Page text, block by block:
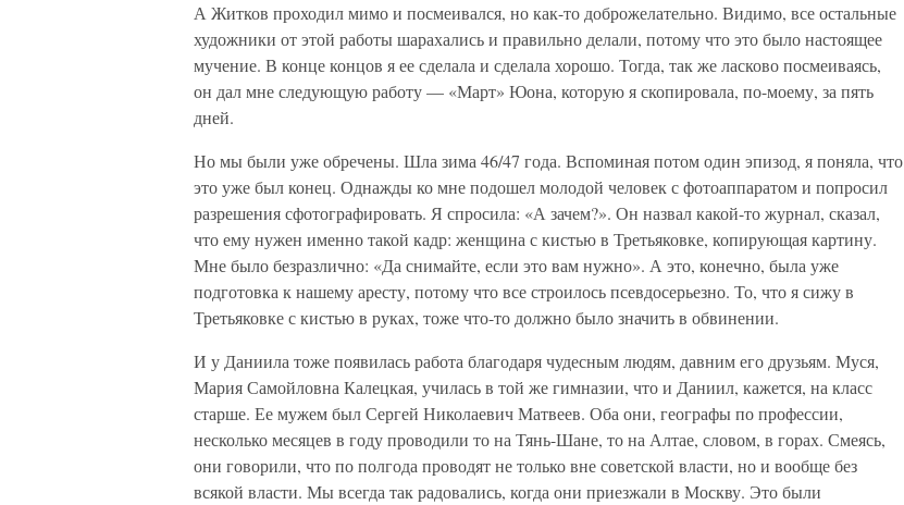
А Житков проходил мимо и посмеивался, но как-то доброжелательно. Видимо, все остальные
художники от этой работы шарахались и правильно делали, потому что это было настоящее
мучение. В конце концов я ее сделала и сделала хорошо. Тогда, так же ласково посмеиваясь,
он дал мне следующую работу — «Март» Юона, которую я скопировала, по-моему, за пять
дней.
Но мы были уже обречены. Шла зима 46/47 года. Вспоминая потом один эпизод, я поняла, что
это уже был конец. Однажды ко мне подошел молодой человек с фотоаппаратом и попросил
разрешения сфотографировать. Я спросила: «А зачем?». Он назвал какой-то журнал, сказал,
что ему нужен именно такой кадр: женщина с кистью в Третьяковке, копирующая картину.
Мне было безразлично: «Да снимайте, если это вам нужно». А это, конечно, была уже
подготовка к нашему аресту, потому что все строилось псевдосерьезно. То, что я сижу в
Третьяковке с кистью в руках, тоже что-то должно было значить в обвинении.
И у Даниила тоже появилась работа благодаря чудесным людям, давним его друзьям. Муся,
Мария Самойловна Калецкая, училась в той же гимназии, что и Даниил, кажется, на класс
старше. Ее мужем был Сергей Николаевич Матвеев. Оба они, географы по профессии,
несколько месяцев в году проводили то на Тянь-Шане, то на Алтае, словом, в горах. Смеясь,
они говорили, что по полгода проводят не только вне советской власти, но и вообще без
всякой власти. Мы всегда так радовались, когда они приезжали в Москву. Это были